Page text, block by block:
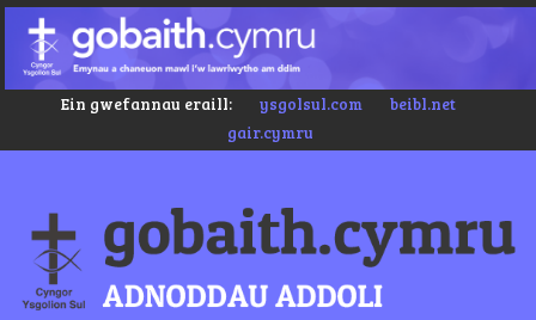
Ein gwefannau eraill: ysgolsul.com
beibl.net
gair.cymru